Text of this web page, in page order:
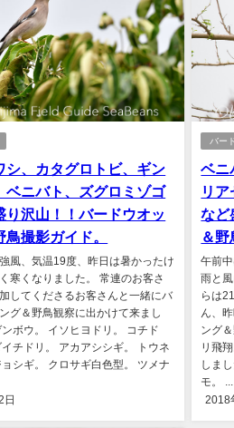
シ、カタグロトビ、ギン
ベニバト、ズグロミゾゴ
り沢山！！バードウオッ
撮影ガイド。
風、気温19度、昨日は暑かったけ
寒くなりました。 常連のお客さ
してくださるお客さんと一緒にバ
グ＆野鳥観察に出かけて来まし
ボウ。 イソヒヨドリ。 コチド
チドリ。 アカアシシギ。 トウネ
シギ。 クロサギ白色型。 ツメナ
日
バー
ベニ
リ
など
＆野
午前
雨と
らは
ん、
ング
リ飛
しま
モ。 ...
2018